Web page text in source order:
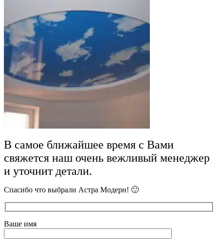
В самое ближайшее время с Вами
свяжется наш очень вежливый менеджер
и уточнит детали.
Спасибо что выбрали Астра Модерн! 🙂
Ваше имя